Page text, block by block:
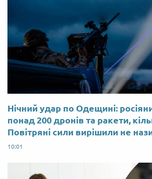
Нічний удар по Одещині:
понад 200 дронів та ракети,
Повітряні сили вирішили не
10:01